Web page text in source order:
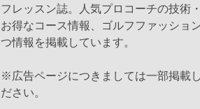
フレッスン誌。人気プロコーチの技術
お得なコース情報、ゴルフファッショ
つ情報を掲載しています。
※広告ページにつきましては一部掲載
ださい。